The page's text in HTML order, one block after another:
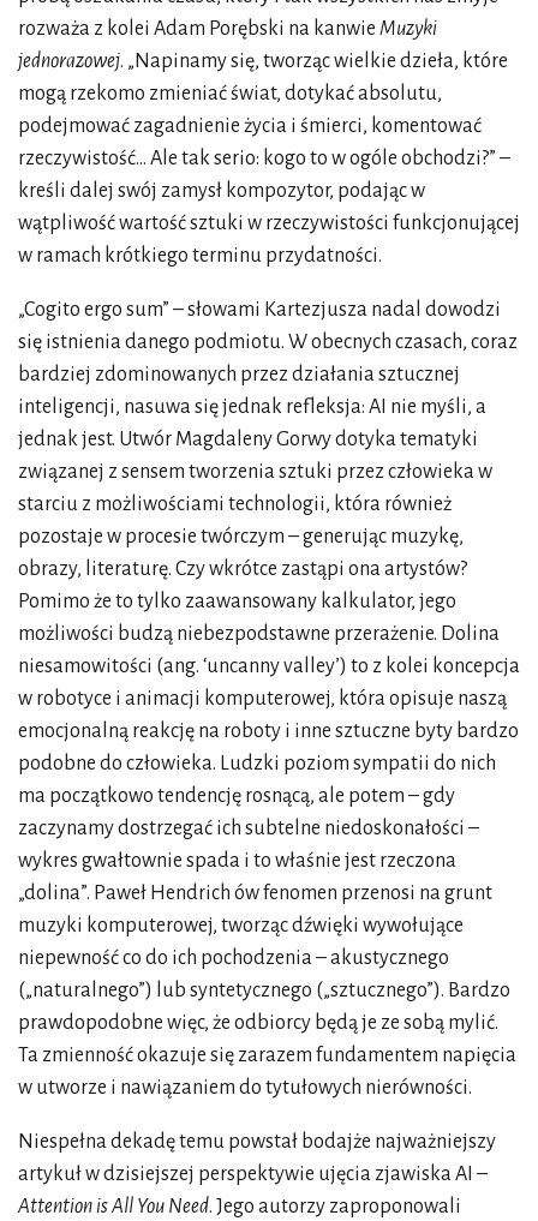
rozważa z kolei Adam Porębski na kanwie Muzyki
jednorazowej. „Napinamy się, tworząc wielkie dzieła, które
mogą rzekomo zmieniać świat, dotykać absolutu,
podejmować zagadnienie życia i śmierci, komentować
rzeczywistość... Ale tak serio: kogo to w ogóle obchodzi?” –
kreśli dalej swój zamysł kompozytor, podając w
wątpliwość wartość sztuki w rzeczywistości funkcjonującej
w ramach krótkiego terminu przydatności.
„Cogito ergo sum” – słowami Kartezjusza nadal dowodzi
się istnienia danego podmiotu. W obecnych czasach, coraz
bardziej zdominowanych przez działania sztucznej
inteligencji, nasuwa się jednak refleksja: AI nie myśli, a
jednak jest. Utwór Magdaleny Gorwy dotyka tematyki
związanej z sensem tworzenia sztuki przez człowieka w
starciu z możliwościami technologii, która również
pozostaje w procesie twórczym – generując muzykę,
obrazy, literaturę. Czy wkrótce zastąpi ona artystów?
Pomimo że to tylko zaawansowany kalkulator, jego
możliwości budzą niebezpodstawne przerażenie. Dolina
niesamowitości (ang. ‘uncanny valley’) to z kolei koncepcja
w robotyce i animacji komputerowej, która opisuje naszą
emocjonalną reakcję na roboty i inne sztuczne byty bardzo
podobne do człowieka. Ludzki poziom sympatii do nich
ma początkowo tendencję rosnącą, ale potem – gdy
zaczynamy dostrzegać ich subtelne niedoskonałości –
wykres gwałtownie spada i to właśnie jest rzeczona
„dolina”. Paweł Hendrich ów fenomen przenosi na grunt
muzyki komputerowej, tworząc dźwięki wywołujące
niepewność co do ich pochodzenia – akustycznego
(„naturalnego”) lub syntetycznego („sztucznego”). Bardzo
prawdopodobne więc, że odbiorcy będą je ze sobą mylić.
Ta zmienność okazuje się zarazem fundamentem napięcia
w utworze i nawiązaniem do tytułowych nierówności.
Niespełna dekadę temu powstał bodajże najważniejszy
artykuł w dzisiejszej perspektywie ujęcia zjawiska AI –
Attention is All You Need. Jego autorzy zaproponowali